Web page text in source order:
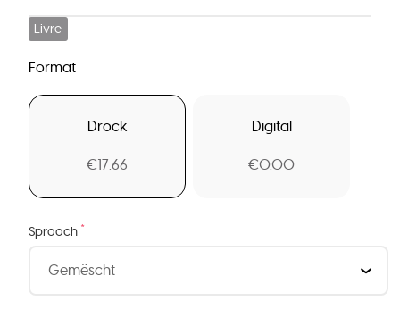
Livre
Format
Drock
€17.66
Digital
€0.00
Sprooch *